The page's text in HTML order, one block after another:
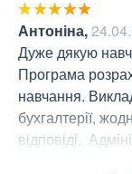
Антоніна,
Дуже дякую
Програма
навчання.
бухгалтерії,
відповіді.